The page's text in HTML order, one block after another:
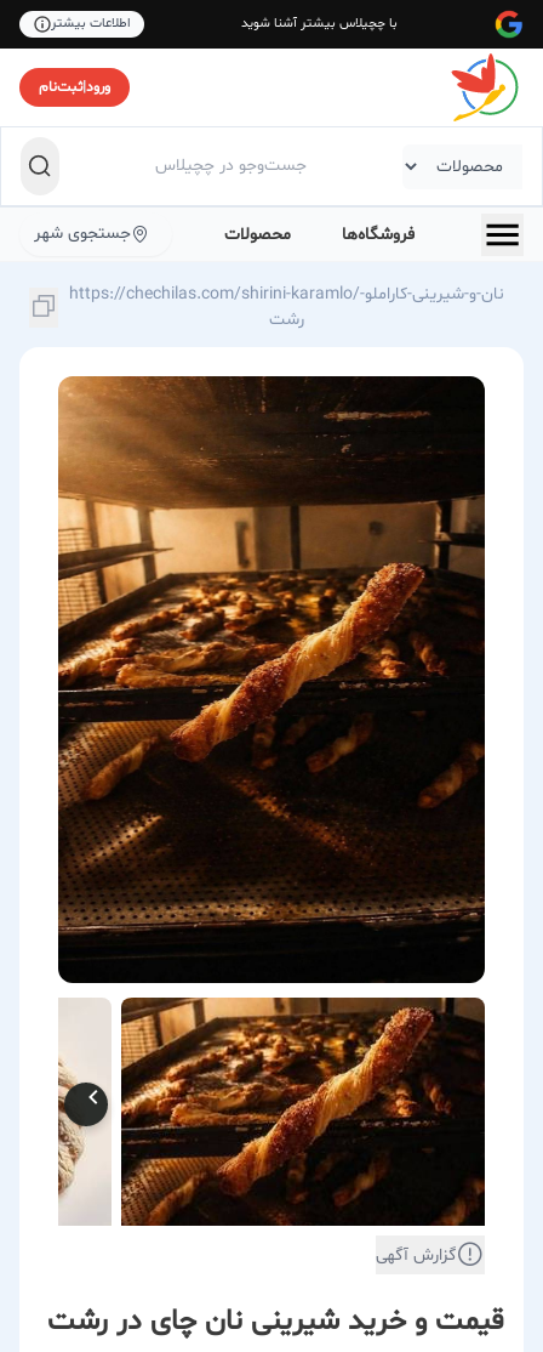
با چچیلاس بیشتر آشنا شوید اطلاعات بیشتر
ورود|ثبت‌نام
فروشگاه‌ها محصولات جستجوی شهر
https://chechilas.com/shirini-karamlo/نان-و-شیرینی-کاراملو-
رشت
گزارش آگهی
قیمت و خرید شیرینی نان چای در رشت